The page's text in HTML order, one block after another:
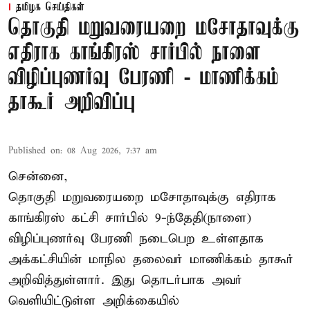
தமிழக செய்திகள்
தொகுதி மறுவரையறை மசோதாவுக்கு
எதிராக காங்கிரஸ் சார்பில் நாளை
விழிப்புணர்வு பேரணி - மாணிக்கம்
தாகூர் அறிவிப்பு
Published on: 08 Aug 2026, 7:37 am
சென்னை,
தொகுதி மறுவரையறை மசோதாவுக்கு எதிராக
காங்கிரஸ் கட்சி சார்பில் 9-ந்தேதி(நாளை)
விழிப்புணர்வு பேரணி நடைபெற உள்ளதாக
அக்கட்சியின் மாநில தலைவர் மாணிக்கம் தாகூர்
அறிவித்துள்ளார். இது தொடர்பாக அவர்
வெளியிட்டுள்ள அறிக்கையில்